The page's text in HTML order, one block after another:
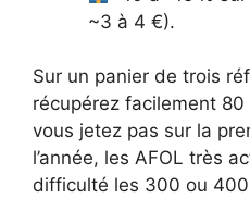
~3 à 4 €).
Sur un panier de trois
récupérez facilement
vous jetez pas sur la
l’année, les AFOL très
difficulté les 300 ou 400